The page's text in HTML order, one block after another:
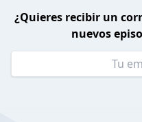
¿Quieres recibir un
nuevos